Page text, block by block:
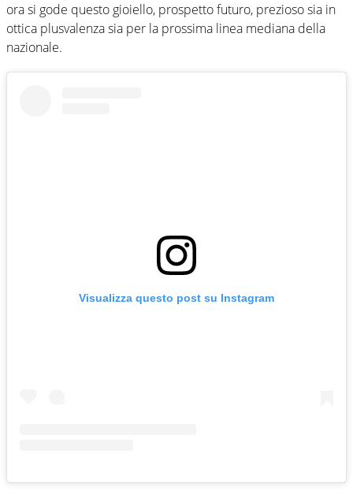
ora si gode questo gioiello, prospetto futuro, prezioso sia in
ottica plusvalenza sia per la prossima linea mediana della
nazionale.
Visualizza questo post su Instagram